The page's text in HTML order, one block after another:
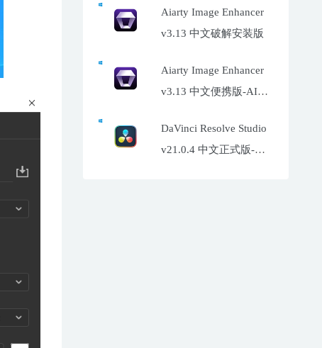
Aiarty Image Enhancer
v3.13 中文破解安装版
Aiarty Image Enhancer
v3.13 中文便携版-AI照
DaVinci Resolve Studio
v21.0.4 中文正式版-达